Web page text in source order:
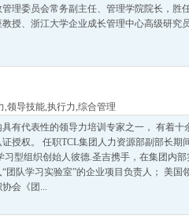
理委员会常务副主任、管理学院院长，胜
授、浙江大学企业成长管理中心高级研究
,领导技能,执行力,综合管理
有代表性的领导力培训专家之一， 有着
授权。 任职TCL集团人力资源部副部长期
习型组织创始人彼德.圣吉携手，在集团内
团队学习实验室”的企业项目负责人； 美国
会《团...